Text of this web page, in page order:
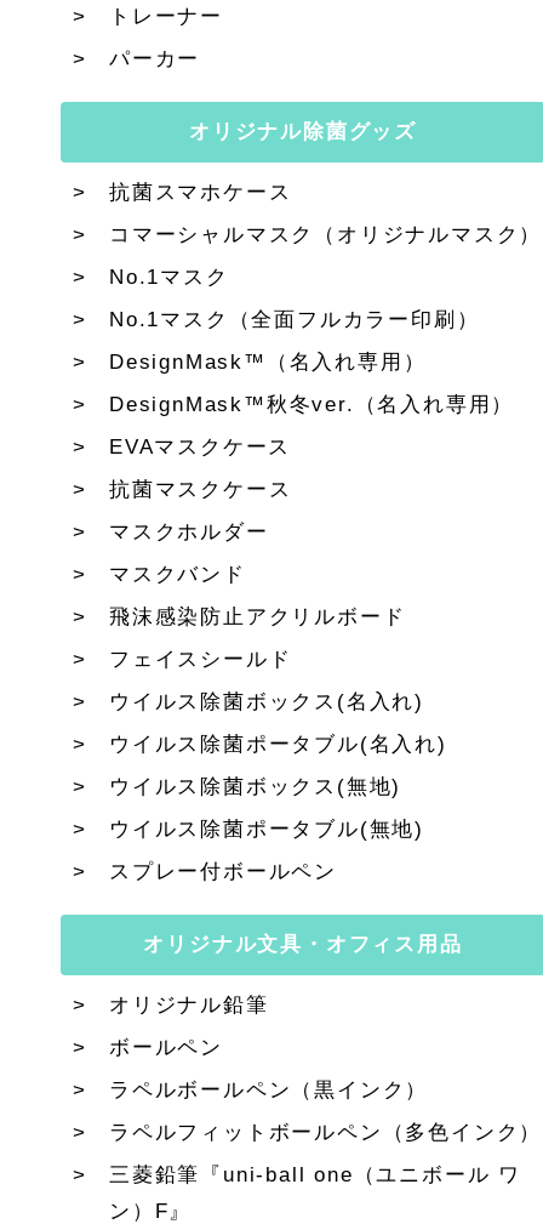
トレーナー
パーカー
オリジナル除菌グッズ
抗菌スマホケース
コマーシャルマスク（オリジナルマスク）
No.1マスク
No.1マスク（全面フルカラー印刷）
DesignMask™（名入れ専用）
DesignMask™秋冬ver.（名入れ専用）
EVAマスクケース
抗菌マスクケース
マスクホルダー
マスクバンド
飛沫感染防止アクリルボード
フェイスシールド
ウイルス除菌ボックス(名入れ)
ウイルス除菌ポータブル(名入れ)
ウイルス除菌ボックス(無地)
ウイルス除菌ポータブル(無地)
スプレー付ボールペン
オリジナル文具・オフィス用品
オリジナル鉛筆
ボールペン
ラペルボールペン（黒インク）
ラペルフィットボールペン（多色インク）
三菱鉛筆『uni-ball one（ユニボール ワ
ン）F』